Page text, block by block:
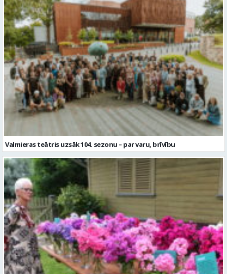
Valmieras teātris uzsāk 104. sezonu – par varu, brīvību